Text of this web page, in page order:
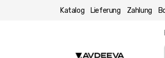
Katalog Lieferung Zahlung